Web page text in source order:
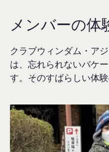
メンバーの体
クラブウィンダム・ア
は、忘れられないバケ
す。そのすばらしい体